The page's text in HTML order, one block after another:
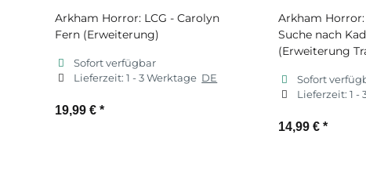
Arkham Horror: LCG - Carolyn
Fern (Erweiterung)
Sofort verfügbar
Lieferzeit:1 - 3 Werktage DE
19,99 € *
Arkham Horror:
Suche nach
(Erweiterung
Sofort
Lieferzeit:1 -
14,99 € *